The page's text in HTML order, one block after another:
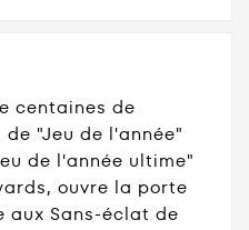
centaines de
"Jeu de l'année"
de l'année ultime"
ouvre la porte
aux Sans-éclat de